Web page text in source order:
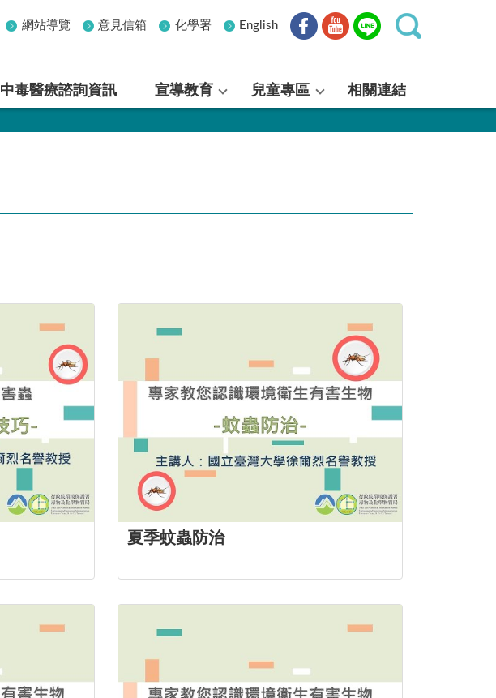
網站導覽 意見信箱 化學署 English
中毒醫療諮詢資訊 宣導教育 兒童專區 相關連結
夏季蚊蟲防治